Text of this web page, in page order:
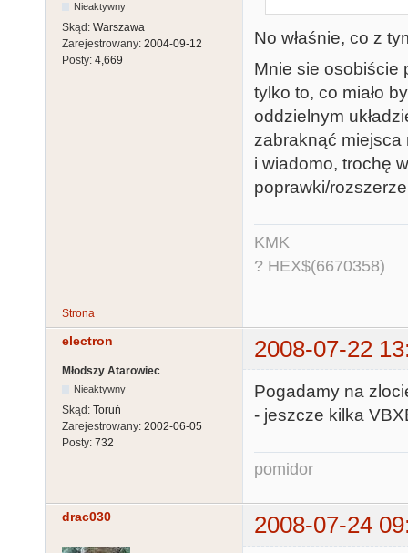
Nieaktywny
Skąd: Warszawa
Zarejestrowany: 2004-09-12
Posty: 4,669
No właśnie, co z
Mnie sie osobiście
tylko to, co miało
oddzielnym
zabraknąć miejsca
i wiadomo, trochę
poprawki/
KMK
? HEX$(6670358)
Strona
electron 2008-07-22
Młodszy Atarowiec
Nieaktywny
Skąd: Toruń
Zarejestrowany: 2002-06-05
Posty: 732
Pogadamy na
- jeszcze kilka
pomidor
drac030 2008-07-24